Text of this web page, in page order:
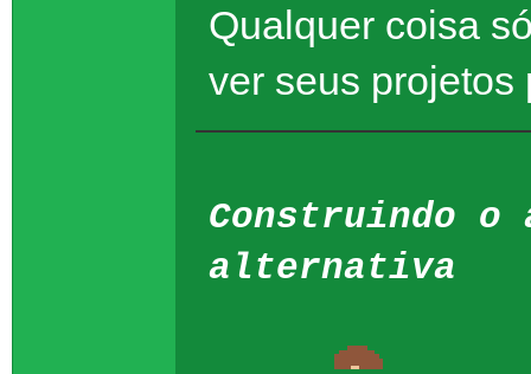
Qualquer coisa
ver seus projetos
Construindo o
alternativa